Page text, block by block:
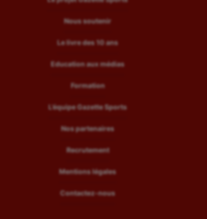
Nous soutenir
Le livre des 10 ans
Education aux médias
Formation
L’équipe Gazette Sports
Nos partenaires
Recrutement
Mentions légales
Contactez-nous